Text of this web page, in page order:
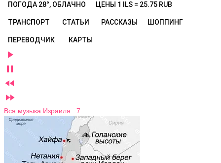
ПОГОДА 28°, ОБЛАЧНО ЦЕНЫ 1 ILS = 25.75 RUB
ТРАНСПОРТ СТАТЬИ РАССКАЗЫ ШОППИНГ
ПЕРЕВОДЧИК КАРТЫ




Вся музыка Израиля 7